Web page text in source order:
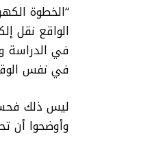
“الخطوة
الواقع نقل
في نفس
ليس ذلك
وأوضحوا أن